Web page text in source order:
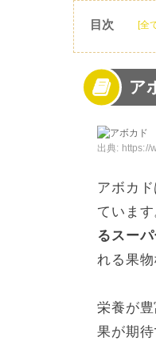
目次 [全
3 アボカ
4 アボカ
5 アボカ
6 アボカ
ア
出典: https://
アボカ
ていま
るスー
れる果
栄養が
果が期